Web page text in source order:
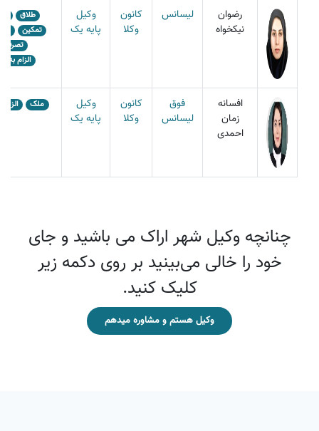
رضوان
نیکخواه
لیسانس
کانون
وکلا
وکیل
پایه یک
طلاق
تمکین
تصرف
الزام به
افسانه
زمان
احمدی
فوق
لیسانس
کانون
وکلا
وکیل
پایه یک
ملک
چنانچه وکیل شهر اراک می باشید و جای
خود را خالی می‌بینید بر روی دکمه زیر
کلیک کنید.
وکیل هستم و مشاوره میدهم